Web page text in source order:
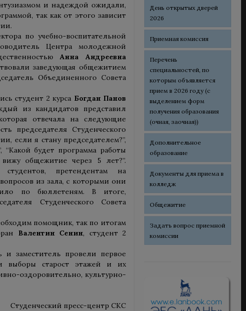
и надеждой ожидали,
так как от этого зависит
по учебно-воспитательной
Центра молодежной
Анна Андреевна
заведующая общежитием
Объединенного Совета
студент 2 курса Богдан Панов
из кандидатов представил
отвечала на следующие
председателя Студенческого
если я стану председателем?”,
“Какой будет программа работы
общежитие через 5 лет?”.
студентов, претендентам на
из зала, с которыми они
по бюллетеням. В итоге,
Студенческого Совета
помощник, так по итогам
Валентин Сенин, студент 2
и заместитель провели первое
выборы старост этажей и их
оздоровительно, культурно-
Студенческий пресс-центр СКС
День открытых дверей
2026
Приемная комиссия
Перечень
специальностей, по
которым объявляется
прием в 2026 году (с
выделением форм
получения образования
(очная, заочная))
Дополнительное
образование
Документы для приема в
колледж
Общежитие
Задать вопрос приемной
комиссии